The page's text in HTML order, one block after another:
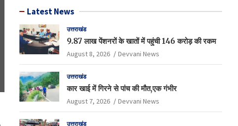
Latest News
उत्तराखंड
9.87 लाख पेंशनरों के खातों में पहुंची 146 करोड़ की रकम
August 8, 2026 Devvani News
उत्तराखंड
कार खाई में गिरने से पांच की मौत,एक गंभीर
August 7, 2026 Devvani News
उत्तराखंड